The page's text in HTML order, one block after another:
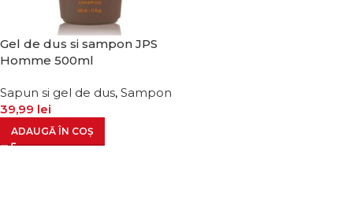
Gel de dus si sampon JPS
Homme 500ml
Sapun si gel de dus, Sampon
39,99 lei
ADAUGĂ ÎN COȘ